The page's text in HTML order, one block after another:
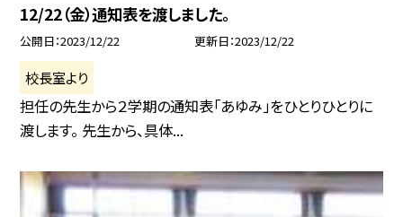
12/22（金）通知表を渡しました。
公開日 2023/12/22 更新日 2023/12/22
校長室より
担任の先生から２学期の通知表「あゆみ」をひとりひとりに
渡します。 先生から、具体...